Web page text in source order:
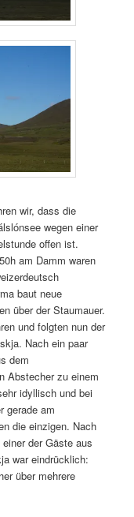
wir, dass die
wegen einer
offen ist.
am Damm waren
baut neue
über der Staumauer.
und folgten nun der
Nach ein paar
dem
Abstecher zu einem
idyllisch und bei
gerade am
die einzigen. Nach
der Gäste aus
war eindrücklich:
über mehrere